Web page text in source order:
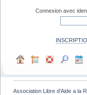
Connexion avec
Association Libre d'Aide a la